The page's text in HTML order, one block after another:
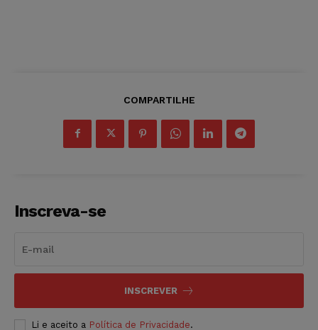
COMPARTILHE
Inscreva-se
INSCREVER
Li e aceito a Política de Privacidade.